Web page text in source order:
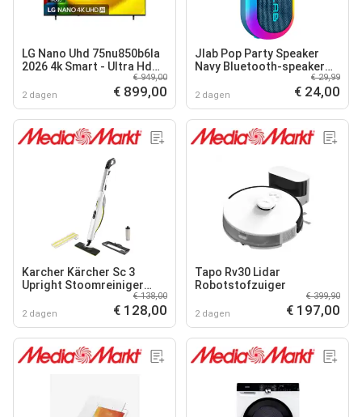
LG Nano Uhd 75nu850b6la
2026 4k Smart - Ultra Hd
2 dagen
€ 949,00
€ 899,00
Jlab Pop Party Speaker
Navy Bluetooth-speaker
2 dagen
€ 29,99
€ 24,00
Karcher Kärcher Sc 3
Upright Stoomreiniger
2 dagen
€ 138,00
€ 128,00
Tapo Rv30 Lidar
Robotstofzuiger
2 dagen
€ 399,90
€ 197,00